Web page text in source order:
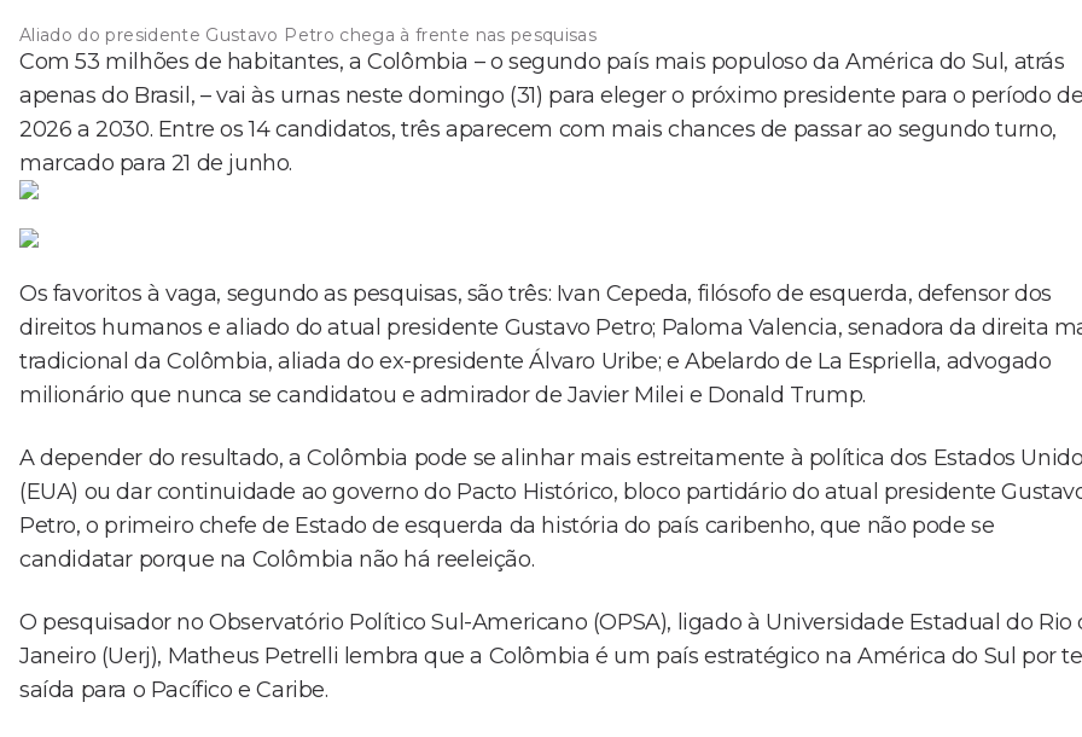
Aliado do presidente Gustavo Petro chega à frente nas pesquisas
Com 53 milhões de habitantes, a Colômbia – o segundo país mais populoso da América do Sul, atrás
apenas do Brasil, – vai às urnas neste domingo (31) para eleger o próximo presidente para o período de
2026 a 2030. Entre os 14 candidatos, três aparecem com mais chances de passar ao segundo turno,
marcado para 21 de junho.
Os favoritos à vaga, segundo as pesquisas, são três: Ivan Cepeda, filósofo de esquerda, defensor dos
direitos humanos e aliado do atual presidente Gustavo Petro; Paloma Valencia, senadora da direita
tradicional da Colômbia, aliada do ex-presidente Álvaro Uribe; e Abelardo de La Espriella, advogado
milionário que nunca se candidatou e admirador de Javier Milei e Donald Trump.
A depender do resultado, a Colômbia pode se alinhar mais estreitamente à política dos Estados
(EUA) ou dar continuidade ao governo do Pacto Histórico, bloco partidário do atual presidente
Petro, o primeiro chefe de Estado de esquerda da história do país caribenho, que não pode se
candidatar porque na Colômbia não há reeleição.
O pesquisador no Observatório Político Sul-Americano (OPSA), ligado à Universidade Estadual do Rio
Janeiro (Uerj), Matheus Petrelli lembra que a Colômbia é um país estratégico na América do Sul por
saída para o Pacífico e Caribe.